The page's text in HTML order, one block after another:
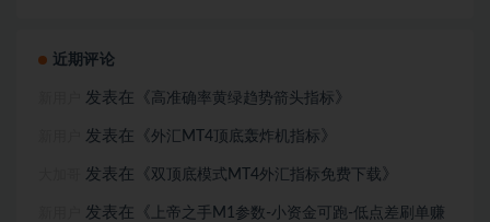
近期评论
发表在《 高准确率黄绿趋势箭头指标 》
发表在《 外汇MT4顶底轰炸机指标 》
发表在《 双顶底模式MT4外汇指标免费下载 》
发表在《
上帝之手M1参数-小资金可跑-低点差刷单赚